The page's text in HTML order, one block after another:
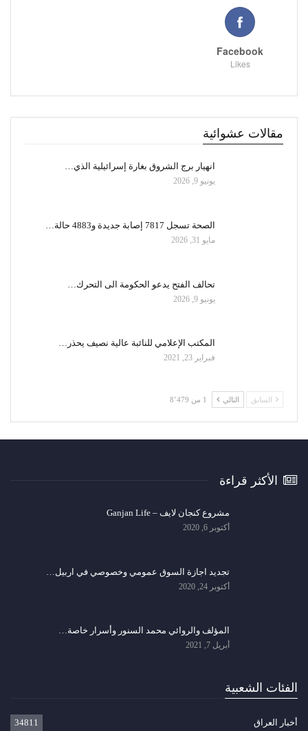
Facebook
Likes
مقالات عشوائية
انهيار برج الشروق بغارة إسرائيلية الذي…
يونيو 9, 2026
الصحة تسجل 7817 إصابة جديدة و4883 حالة…
مايو 31, 2026
تحالف الفتح يدعو الحكومة الى التحرك…
يونيو 9, 2026
المكتب الإعلامي للنائبة عالية نصيف يحذر…
فبراير 23, 2021
السابق التالي 1 من 8٬479
الأكثر قراءة
مشروع كنجان لايف – Ganjan Life
أكتوبر 6, 2020
تجديد اجازة السوق عمومي وخصوصي في اربيل…
أكتوبر 24, 2020
المؤلف والروائي محمد السنور وأسرار خاصة…
أبريل 7, 2021
الفئات الشعبية
أخبار العراق 34811